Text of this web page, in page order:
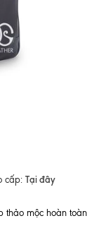
cấp: Tại đây
thảo mộc hoàn toàn